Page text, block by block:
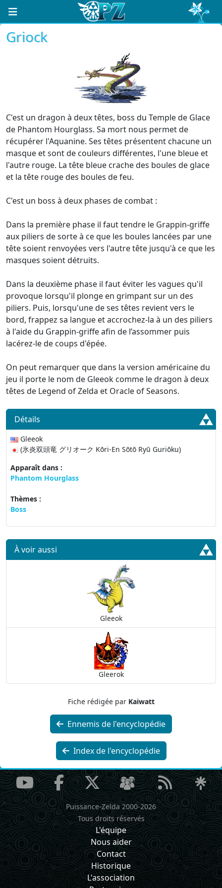
Griock
C'est un dragon à deux têtes, boss du Temple de Glace
de Phantom Hourglass. Sa mort nous permet de
récupérer l'Aquanine. Ses têtes présentent chacune un
masque et sont de couleurs différentes, l'une bleue et
l'autre rouge. La tête bleue crache des boules de glace
et la tête rouge des boules de feu.
C'est un boss à deux phases de combat :
Dans la première phase il faut tendre le Grappin-griffe
aux piliers de sorte à ce que les boules lancées par une
tête soient renvoyées vers l'autre tête jusqu'à ce que les
masques soient détruits.
Dans la deuxième phase il faut éviter les vagues qu'il
provoque lorsqu'il plonge en grimpant sur un des
piliers. Puis, lorsqu'une de ses têtes revient vers le
bord, frappez sa langue et accrochez-la à un des piliers
à l'aide du Grappin-griffe afin de l’assommer puis
lacérez-le de coups d'épée.
On peut remarquer que dans la version américaine du
jeu il porte le nom de Gleeok comme le dragon à deux
têtes de Legend of Zelda et Oracle of Seasons.
Détails
Gleeok
(氷炎双頭竜 グリオーク Kōri-En Sōtō Ryū Guriōku)
Apparaît dans :
Phantom Hourglass
Thèmes :
Boss
À voir aussi
Gleeok
Gleerok
Fiche rédigée par Kaiwatt
Ennemis de l'encyclopédie
Index de l'encyclopédie
Puissance-Zelda 2000-2026
Tous droits réservés
L'équipe
Nous aider
Contact
Historique
L'association